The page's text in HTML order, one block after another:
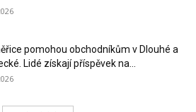
pomohou obchodníkům v Dlouhé a
Lidé získají příspěvek na...